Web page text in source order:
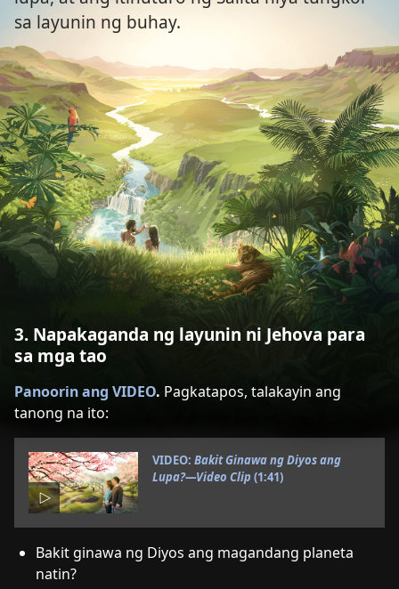
sa layunin ng buhay.
3. Napakaganda ng layunin ni Jehova para
sa mga tao
Panoorin ang VIDEO. Pagkatapos, talakayin ang
tanong na ito:
VIDEO: Bakit Ginawa ng Diyos ang
Lupa?​—Video Clip (1:​41)
Bakit ginawa ng Diyos ang magandang planeta
natin?